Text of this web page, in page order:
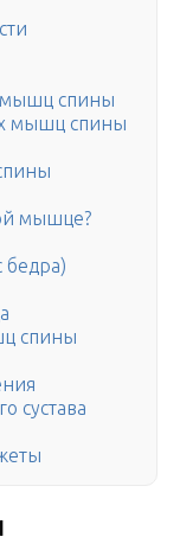
мышц спины
мышц спины
мышце?
бедра)
спины
сустава